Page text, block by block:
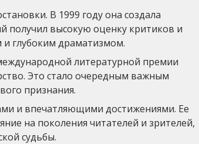
В 1999 году она создала
получил высокую оценку критиков и
глубоким драматизмом.
литературной премии
Это стало очередным важным
признания.
и впечатляющими достижениями. Ее
на поколения читателей и зрителей,
судьбы.